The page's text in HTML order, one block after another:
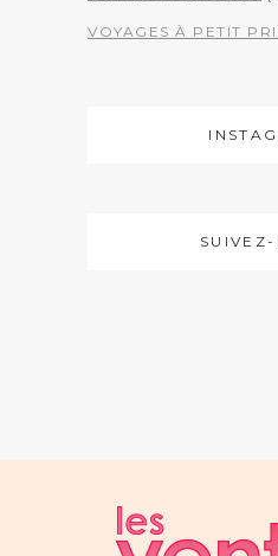
VOYAGES À PETIT
SUIVEZ-